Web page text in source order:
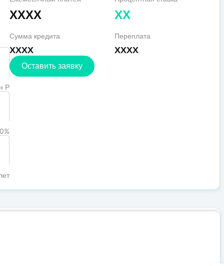
Р
XXXX XX
Сумма кредита
XXXX
Переплата
XXXX
Оставить заявку